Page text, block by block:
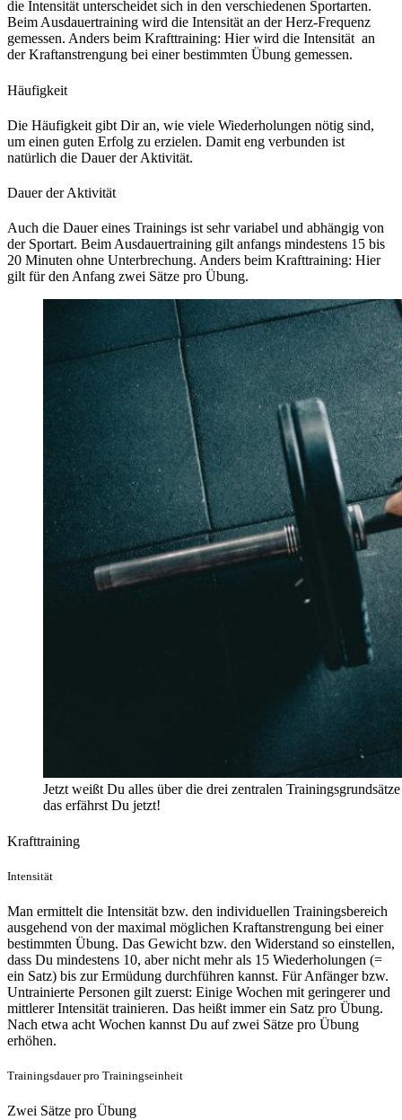
die Intensität unterscheidet sich in den verschiedenen Sportarten.
Beim Ausdauertraining wird die Intensität an der Herz-Frequenz
gemessen. Anders beim Krafttraining: Hier wird die Intensität an
der Kraftanstrengung bei einer bestimmten Übung gemessen.
Häufigkeit
Die Häufigkeit gibt Dir an, wie viele Wiederholungen nötig sind,
um einen guten Erfolg zu erzielen. Damit eng verbunden ist
natürlich die Dauer der Aktivität.
Dauer der Aktivität
Auch die Dauer eines Trainings ist sehr variabel und abhängig von
der Sportart. Beim Ausdauertraining gilt anfangs mindestens 15 bis
20 Minuten ohne Unterbrechung. Anders beim Krafttraining: Hier
gilt für den Anfang zwei Sätze pro Übung.
Jetzt weißt Du alles über die drei zentralen
das erfährst Du jetzt!
Krafttraining
Intensität
Man ermittelt die Intensität bzw. den individuellen Trainingsbereich
ausgehend von der maximal möglichen Kraftanstrengung bei einer
bestimmten Übung. Das Gewicht bzw. den Widerstand so einstellen,
dass Du mindestens 10, aber nicht mehr als 15 Wiederholungen (=
ein Satz) bis zur Ermüdung durchführen kannst. Für Anfänger bzw.
Untrainierte Personen gilt zuerst: Einige Wochen mit geringerer und
mittlerer Intensität trainieren. Das heißt immer ein Satz pro Übung.
Nach etwa acht Wochen kannst Du auf zwei Sätze pro Übung
erhöhen.
Trainingsdauer pro Trainingseinheit
Zwei Sätze pro Übung